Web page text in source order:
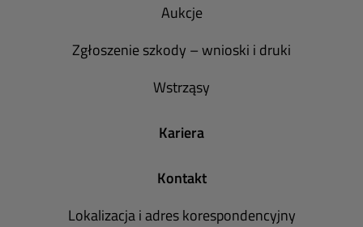
Aukcje
Zgłoszenie szkody – wnioski i druki
Wstrząsy
Kariera
Kontakt
Lokalizacja i adres korespondencyjny